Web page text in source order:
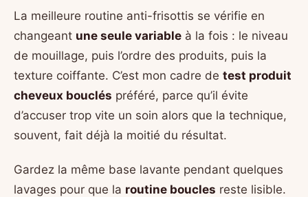
La meilleure routine anti-frisottis se vérifie en
changeant une seule variable à la fois : le niveau
de mouillage, puis l’ordre des produits, puis la
texture coiffante. C’est mon cadre de test produit
cheveux bouclés préféré, parce qu’il évite
d’accuser trop vite un soin alors que la technique,
souvent, fait déjà la moitié du résultat.
Gardez la même base lavante pendant quelques
lavages pour que la routine boucles reste lisible.